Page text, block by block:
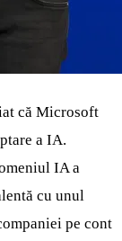
că Microsoft
a IA.
IA a
cu unul
pe cont